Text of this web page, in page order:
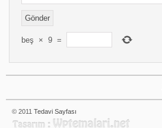
beş × 9 =
© 2011 Tedavi Sayfası